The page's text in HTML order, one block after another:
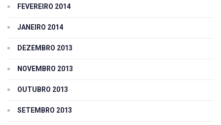
FEVEREIRO 2014
JANEIRO 2014
DEZEMBRO 2013
NOVEMBRO 2013
OUTUBRO 2013
SETEMBRO 2013